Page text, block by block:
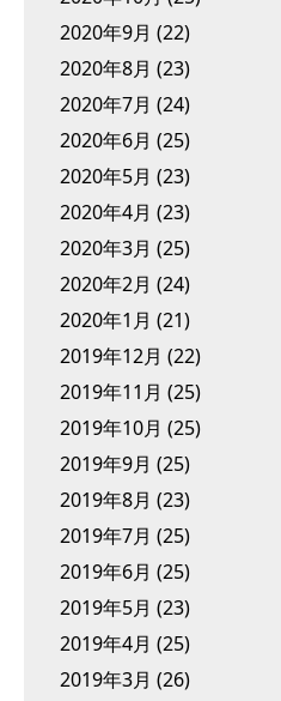
2020年9月 (22)
2020年8月 (23)
2020年7月 (24)
2020年6月 (25)
2020年5月 (23)
2020年4月 (23)
2020年3月 (25)
2020年2月 (24)
2020年1月 (21)
2019年12月 (22)
2019年11月 (25)
2019年10月 (25)
2019年9月 (25)
2019年8月 (23)
2019年7月 (25)
2019年6月 (25)
2019年5月 (23)
2019年4月 (25)
2019年3月 (26)